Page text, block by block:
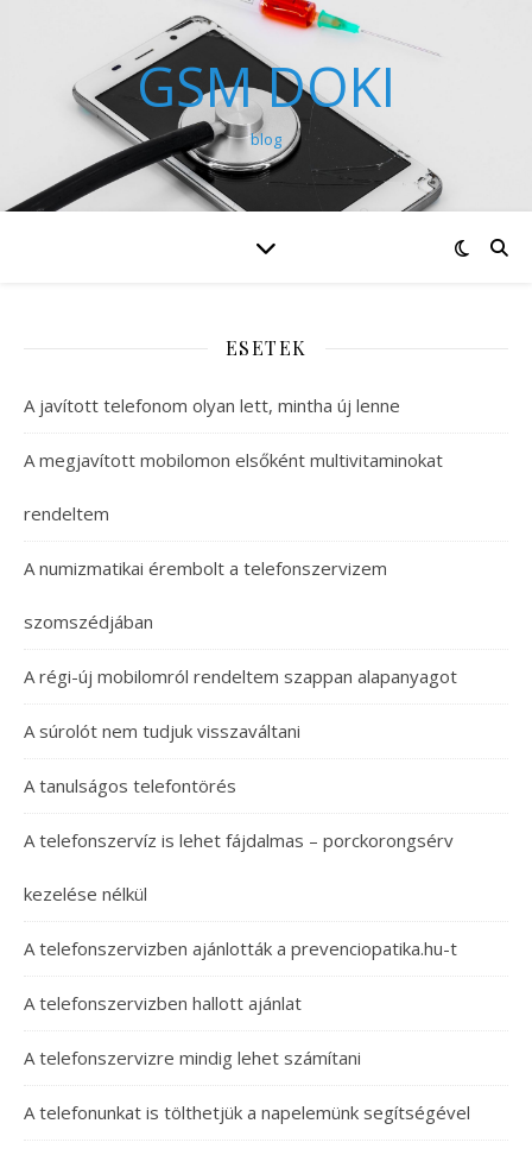
GSM DOKI
blog
ESETEK
A javított telefonom olyan lett, mintha új lenne
A megjavított mobilomon elsőként multivitaminokat
rendeltem
A numizmatikai érembolt a telefonszervizem
szomszédjában
A régi-új mobilomról rendeltem szappan alapanyagot
A súrolót nem tudjuk visszaváltani
A tanulságos telefontörés
A telefonszervíz is lehet fájdalmas – porckorongsérv
kezelése nélkül
A telefonszervizben ajánlották a prevenciopatika.hu-t
A telefonszervizben hallott ajánlat
A telefonszervizre mindig lehet számítani
A telefonunkat is tölthetjük a napelemünk segítségével